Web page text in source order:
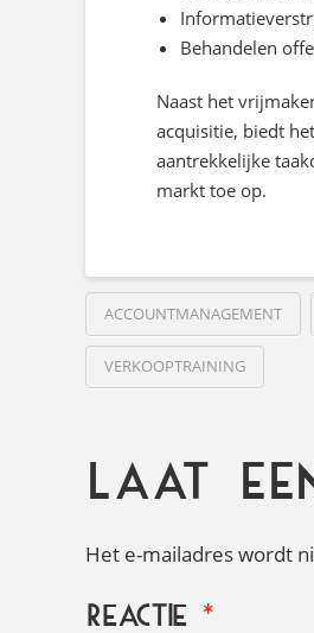
Behandelen
Naast het
acquisitie, biedt
aantrekkelijke
markt toe op.
ACCOUNTMANAGEMENT
VERKOOPTRAINING
Laat
Het e-mailadres wordt
Reactie*